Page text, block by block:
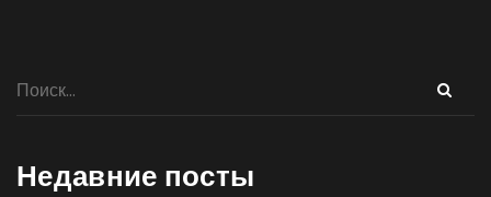
Недавние посты